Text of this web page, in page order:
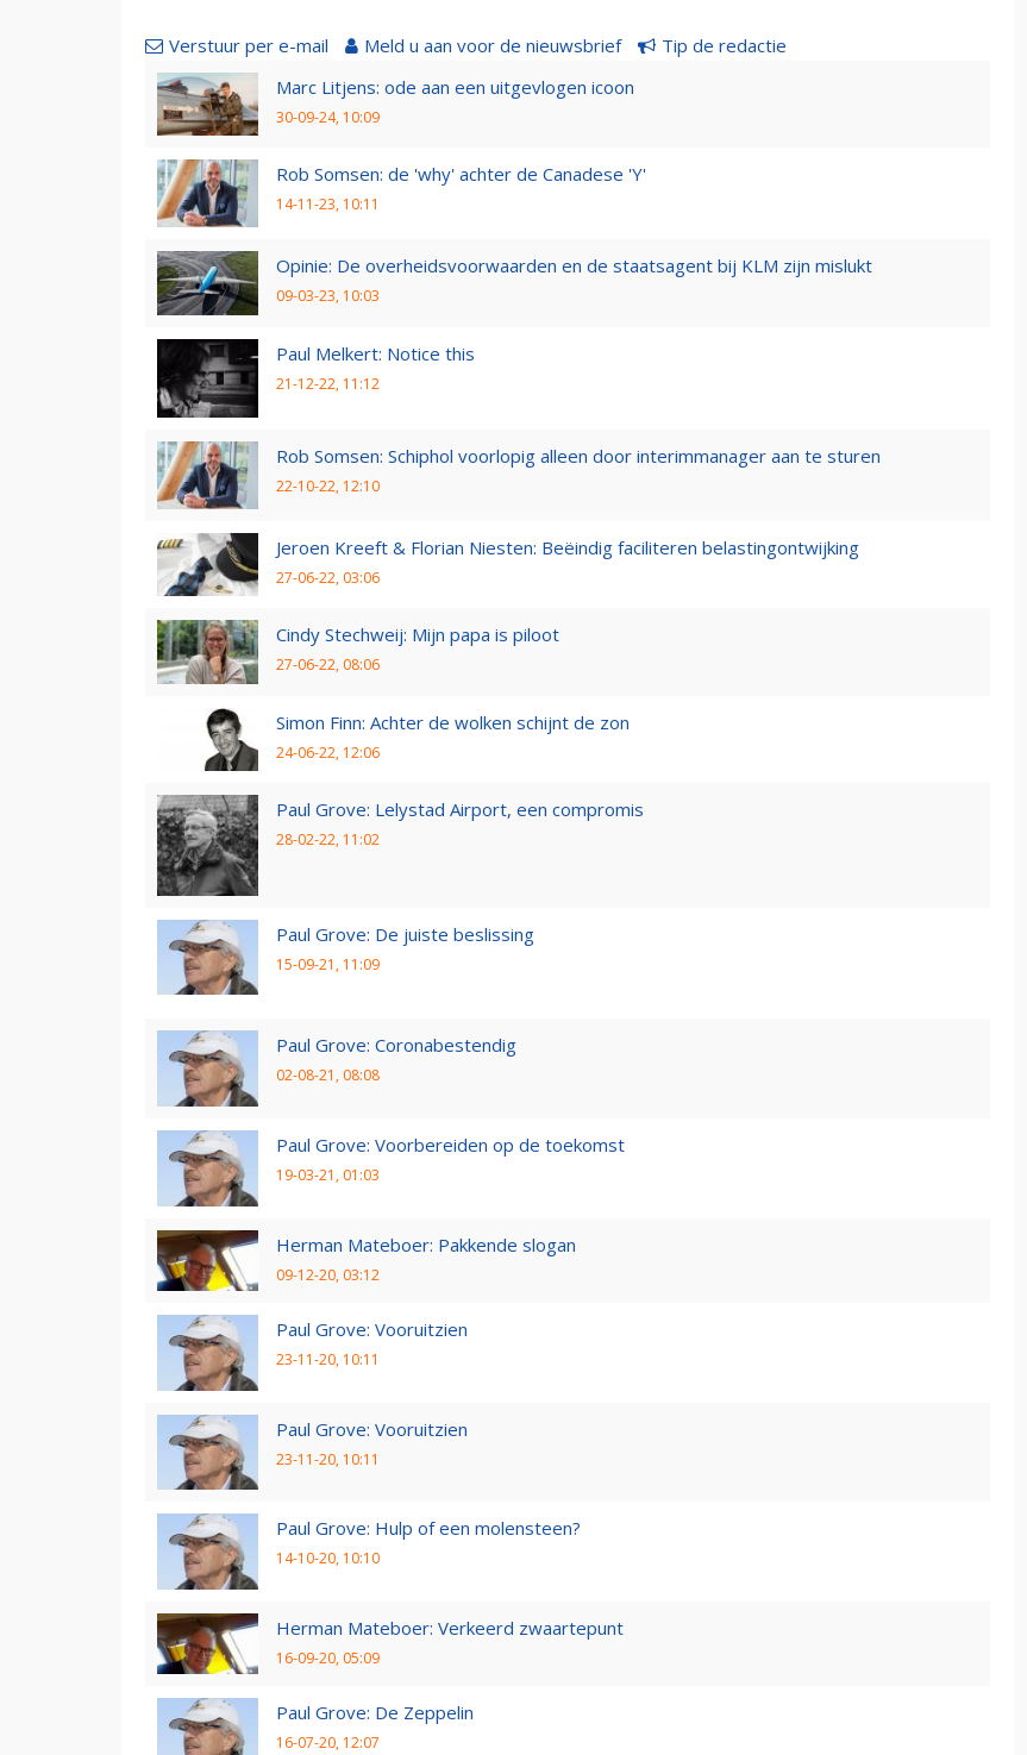
Verstuur per e-mail Meld u aan voor de nieuwsbrief
Tip de redactie
Marc Litjens: ode aan een uitgevlogen icoon
30-09-24, 10:09
Rob Somsen: de 'why' achter de Canadese 'Y'
14-11-23, 10:11
Opinie: De overheidsvoorwaarden en de staatsagent bij KLM zijn mislukt
09-03-23, 10:03
Paul Melkert: Notice this
21-12-22, 11:12
Rob Somsen: Schiphol voorlopig alleen door interimmanager aan te sturen
22-10-22, 12:10
Jeroen Kreeft & Florian Niesten: Beëindig faciliteren belastingontwijking
27-06-22, 03:06
Cindy Stechweij: Mijn papa is piloot
27-06-22, 08:06
Simon Finn: Achter de wolken schijnt de zon
24-06-22, 12:06
Paul Grove: Lelystad Airport, een compromis
28-02-22, 11:02
Paul Grove: De juiste beslissing
15-09-21, 11:09
Paul Grove: Coronabestendig
02-08-21, 08:08
Paul Grove: Voorbereiden op de toekomst
19-03-21, 01:03
Herman Mateboer: Pakkende slogan
09-12-20, 03:12
Paul Grove: Vooruitzien
23-11-20, 10:11
Paul Grove: Vooruitzien
23-11-20, 10:11
Paul Grove: Hulp of een molensteen?
14-10-20, 10:10
Herman Mateboer: Verkeerd zwaartepunt
16-09-20, 05:09
Paul Grove: De Zeppelin
16-07-20, 12:07